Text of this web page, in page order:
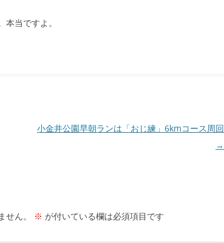
当ですよ。
小金井公園早朝ランは「おじ練」6kmコース周回
→
ん。 ※ が付いている欄は必須項目です